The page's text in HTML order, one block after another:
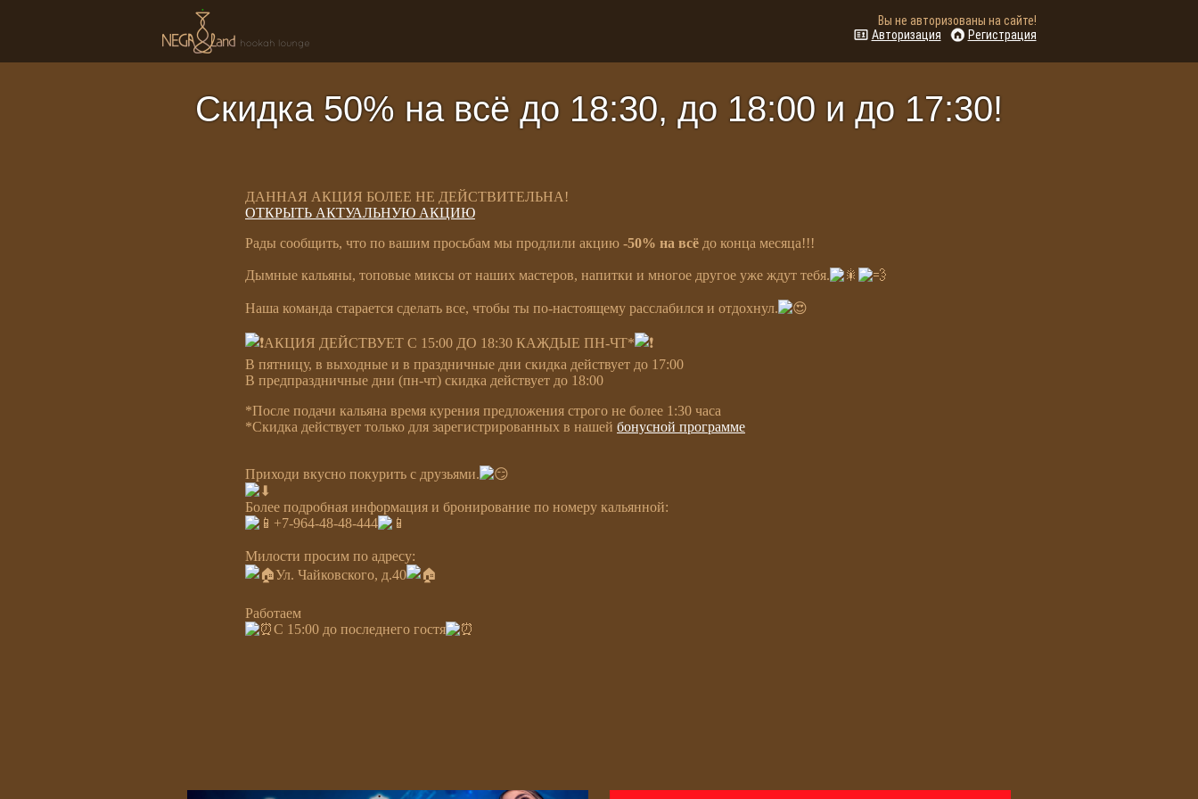
Вы не авторизованы на сайте!
Авторизация
Регистрация
Скидка 50% на всё до 18:30, до 18:00 и до 17:30!
ДАННАЯ АКЦИЯ БОЛЕЕ НЕ ДЕЙСТВИТЕЛЬНА!
ОТКРЫТЬ АКТУАЛЬНУЮ АКЦИЮ
Рады сообщить, что по вашим просьбам мы продлили акцию -50% на всё до конца месяца!!!
Дымные кальяны, топовые миксы от наших мастеров, напитки и многое другое уже ждут тебя.
Наша команда старается сделать все, чтобы ты по-настоящему расслабился и отдохнул.
АКЦИЯ ДЕЙСТВУЕТ С 15:00 ДО 18:30 КАЖДЫЕ ПН-ЧТ*
В пятницу, в выходные и в праздничные дни скидка действует до 17:00
В предпраздничные дни (пн-чт) скидка действует до 18:00
*После подачи кальяна время курения предложения строго не более 1:30 часа
*Скидка действует только для зарегистрированных в нашей бонусной программе
Приходи вкусно покурить с друзьями.
Более подробная информация и бронирование по номеру кальянной:
+7-964-48-48-444
Милости просим по адресу:
Ул. Чайковского, д.40
Работаем
С 15:00 до последнего гостя